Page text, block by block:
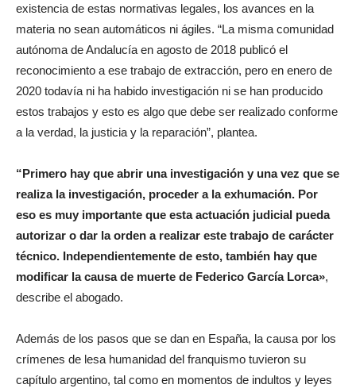
existencia de estas normativas legales, los avances en la
materia no sean automáticos ni ágiles. “La misma comunidad
autónoma de Andalucía en agosto de 2018 publicó el
reconocimiento a ese trabajo de extracción, pero en enero de
2020 todavía ni ha habido investigación ni se han producido
estos trabajos y esto es algo que debe ser realizado conforme
a la verdad, la justicia y la reparación”, plantea.
“Primero hay que abrir una investigación y una vez que se
realiza la investigación, proceder a la exhumación. Por
eso es muy importante que esta actuación judicial pueda
autorizar o dar la orden a realizar este trabajo de carácter
técnico. Independientemente de esto, también hay que
modificar la causa de muerte de Federico García Lorca»,
describe el abogado.
Además de los pasos que se dan en España, la causa por los
crímenes de lesa humanidad del franquismo tuvieron su
capítulo argentino, tal como en momentos de indultos y leyes